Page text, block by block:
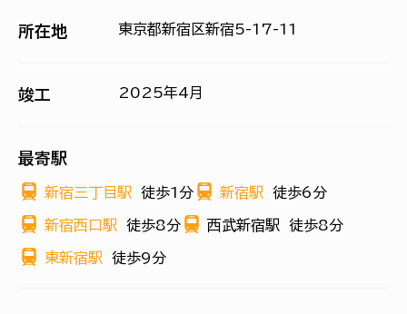
所在地 東京都新宿区新宿5-17-11
竣工 2025年4月
最寄駅
新宿三丁目駅 徒歩1分 新宿駅 徒歩6分
新宿西口駅 徒歩8分 西武新宿駅 徒歩8分
東新宿駅 徒歩9分